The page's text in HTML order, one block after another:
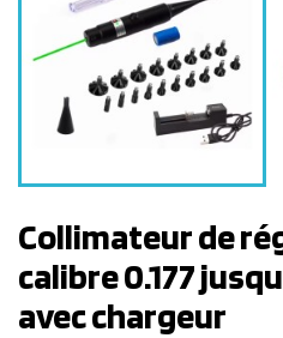
Collimateur de
calibre 0.177
avec chargeur